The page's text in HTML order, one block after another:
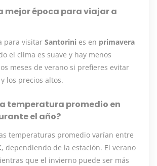
mejor época para viajar a
para visitar Santorini es en primavera
el clima es suave y hay menos
meses de verano si prefieres evitar
los precios altos.
temperatura promedio en
el año?
temperaturas promedio varían entre
, dependiendo de la estación. El verano
que el invierno puede ser más